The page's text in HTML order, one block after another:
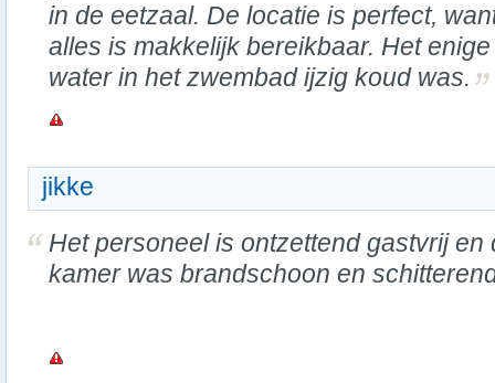
in de eetzaal. De locatie is perfect,
alles is makkelijk bereikbaar. Het
water in het zwembad ijzig koud was.
jikke
Het personeel is ontzettend gastvrij en
kamer was brandschoon en